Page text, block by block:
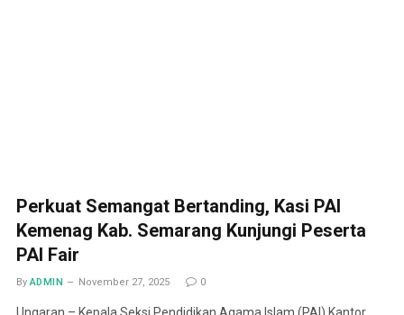
Perkuat Semangat Bertanding, Kasi PAI
Kemenag Kab. Semarang Kunjungi Peserta
PAI Fair
By ADMIN November 27, 2025 0